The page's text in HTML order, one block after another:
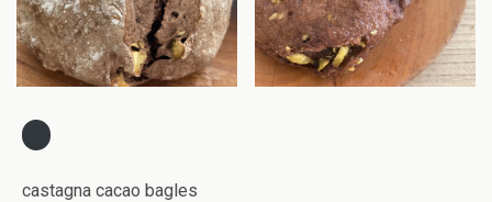
castagna cacao bagles